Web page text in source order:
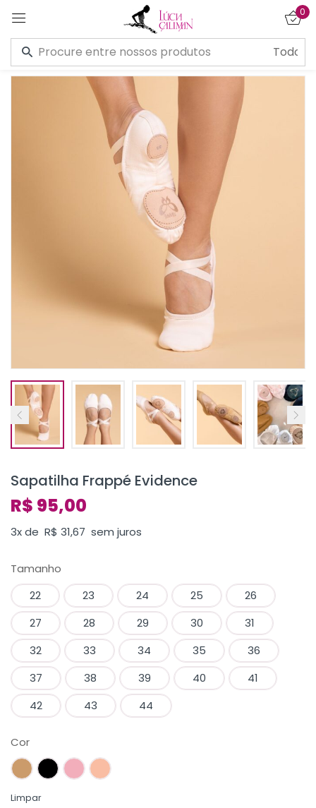
0
Sapatilha Frappé Evidence
R$ 95,00
3x de R$ 31,67 sem juros
Tamanho
22
23 24 25
26
27
28 29 30
31
32
33 34 35
36
37
38 39 40
41
42
43 44
Cor
Limpar
Entrar
Lembre de mim Esqueceu a senha?
CONECTE-SE
CRIAR UMA CONTA